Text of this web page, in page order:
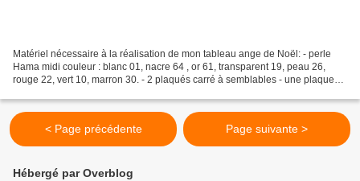
Matériel nécessaire à la réalisation de mon tableau ange de Noël: - perle
Hama midi couleur : blanc 01, nacre 64 , or 61, transparent 19, peau 26,
rouge 22, vert 10, marron 30. - 2 plaqués carré à semblables - une plaque
< Page précédente Page suivante >
Hébergé par Overblog